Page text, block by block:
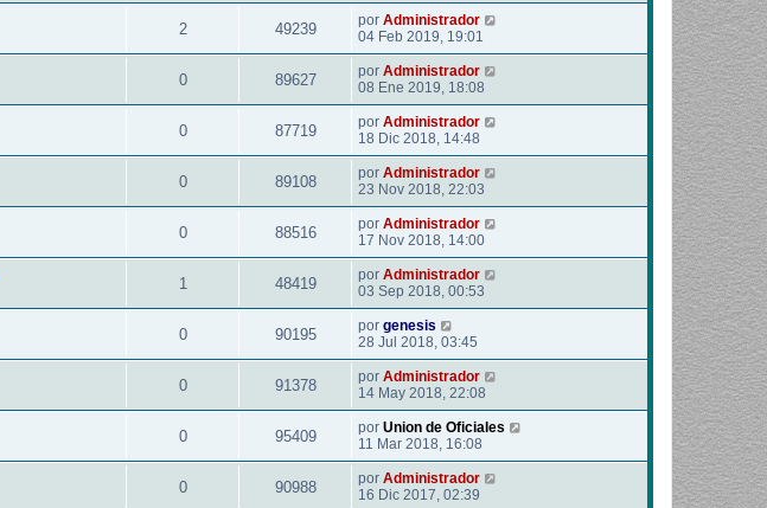
2 49239 por Administrador
04 Feb 2019, 19:01
0 89627 por Administrador
08 Ene 2019, 18:08
0 87719 por Administrador
18 Dic 2018, 14:48
0 89108 por Administrador
23 Nov 2018, 22:03
0 88516 por Administrador
17 Nov 2018, 14:00
1 48419 por Administrador
03 Sep 2018, 00:53
0 90195 por genesis
28 Jul 2018, 03:45
0 91378 por Administrador
14 May 2018, 22:08
0 95409 por Union de Oficiales
11 Mar 2018, 16:08
0 90988 por Administrador
16 Dic 2017, 02:39